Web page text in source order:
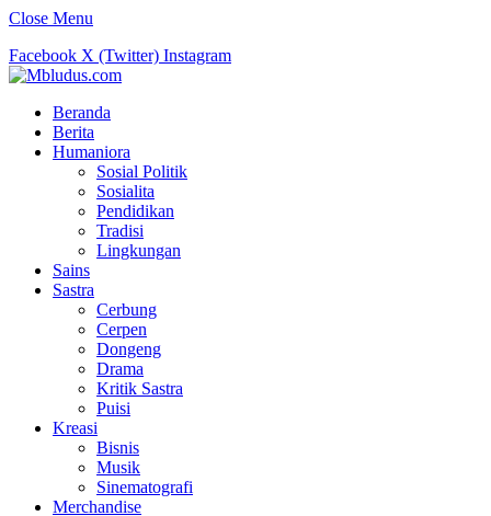
Close Menu
Facebook X (Twitter) Instagram
Beranda
Berita
Humaniora
Sosial Politik
Sosialita
Pendidikan
Tradisi
Lingkungan
Sains
Sastra
Cerbung
Cerpen
Dongeng
Drama
Kritik Sastra
Puisi
Kreasi
Bisnis
Musik
Sinematografi
Merchandise